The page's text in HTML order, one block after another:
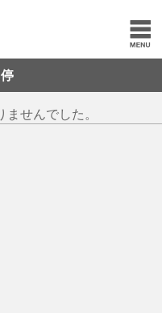
せんでした。